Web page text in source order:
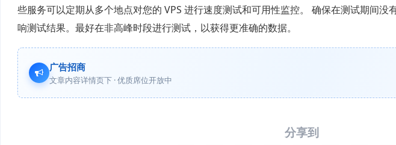
些服务可以定期从多个地点对您的 VPS 进行速度测试和可用性监控。 确保在测试期间
响测试结果。最好在非高峰时段进行测试，以获得更准确的数据。
广告招商
文章内容详情页下 · 优质席位开放中
分享到